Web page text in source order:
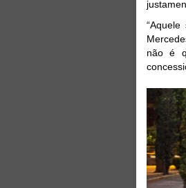
não é